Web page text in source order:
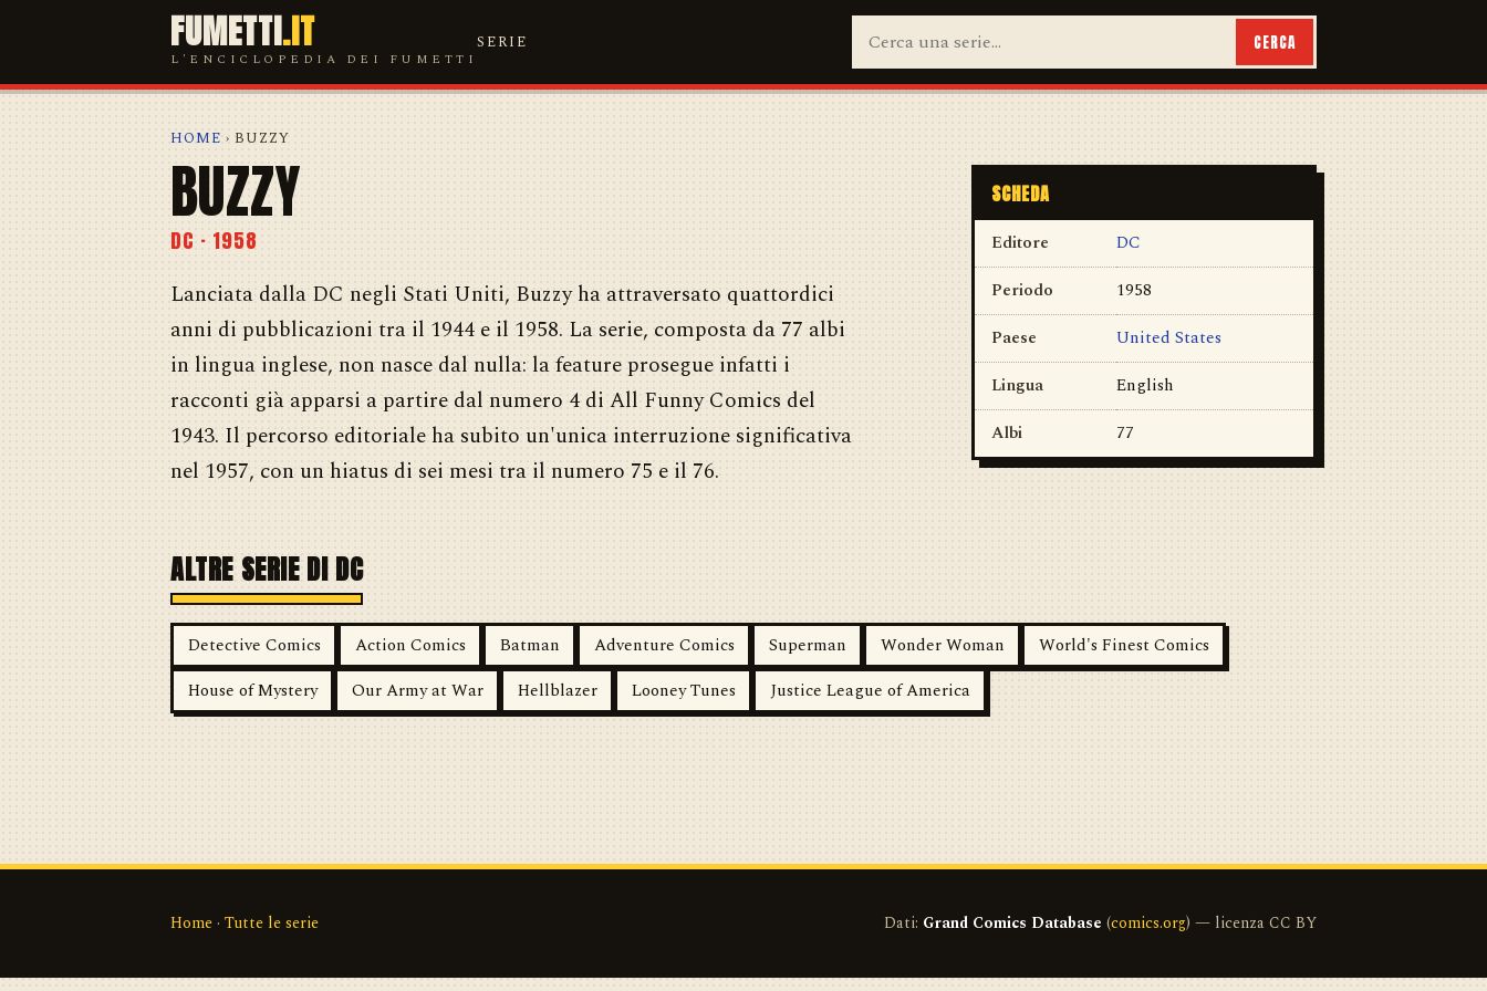
FUMETTI.IT
L'ENCICLOPEDIA DEI FUMETTI
SERIE CERCA
HOME › BUZZY
BUZZY
DC · 1958
Lanciata dalla DC negli Stati Uniti, Buzzy ha attraversato quattordici
anni di pubblicazioni tra il 1944 e il 1958. La serie, composta da 77 albi
in lingua inglese, non nasce dal nulla: la feature prosegue infatti i
racconti già apparsi a partire dal numero 4 di All Funny Comics del
1943. Il percorso editoriale ha subito un'unica interruzione significativa
nel 1957, con un hiatus di sei mesi tra il numero 75 e il 76.
SCHEDA
Editore
DC
Periodo
1958
Paese
United States
Lingua
English
Albi
77
ALTRE SERIE DI DC
Detective Comics Action Comics Batman Adventure Comics Superman Wonder Woman
World's Finest Comics
House of Mystery
Our Army at War Hellblazer Looney Tunes Justice League of America
Home · Tutte le serie Dati: Grand Comics Database (comics.org) — licenza CC BY